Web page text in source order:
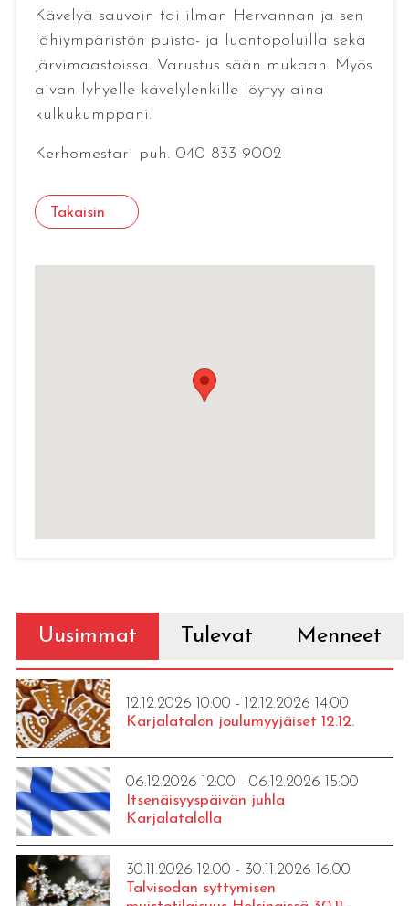
Kävelyä sauvoin tai ilman Hervannan ja sen
lähiympäristön puisto- ja luontopoluilla sekä
järvimaastoissa. Varustus sään mukaan. Myös
aivan lyhyelle kävelylenkille löytyy aina
kulkukumppani.
Kerhomestari puh. 040 833 9002
Takaisin
Uusimmat Tulevat Menneet
12.12.2026 10:00 - 12.12.2026 14:00
Karjalatalon joulumyyjäiset 12.12.
06.12.2026 12:00 - 06.12.2026 15:00
Itsenäisyyspäivän juhla
Karjalatalolla
30.11.2026 12:00 - 30.11.2026 16:00
Talvisodan syttymisen